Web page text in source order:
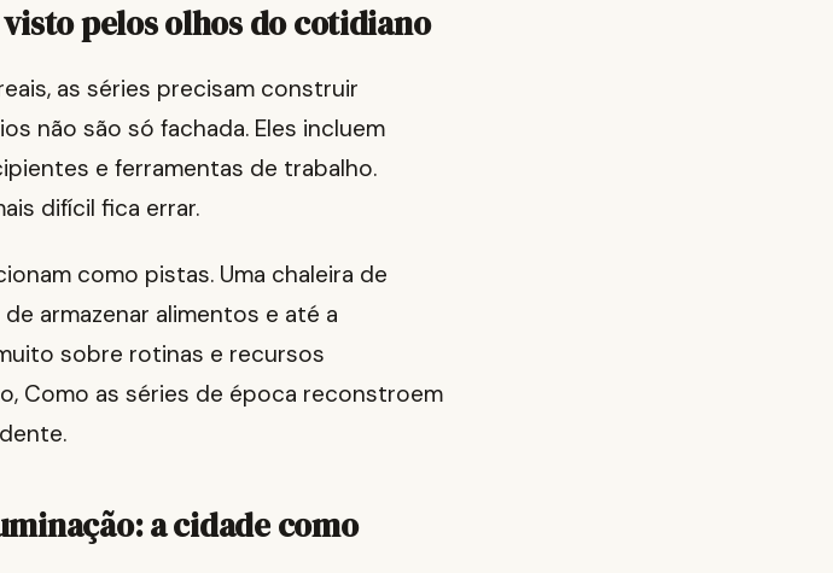
pelos olhos do cotidiano
as séries precisam construir
não são só fachada. Eles incluem
e ferramentas de trabalho.
difícil fica errar.
como pistas. Uma chaleira de
armazenar alimentos e até a
sobre rotinas e recursos
Como as séries de época reconstroem
a cidade como